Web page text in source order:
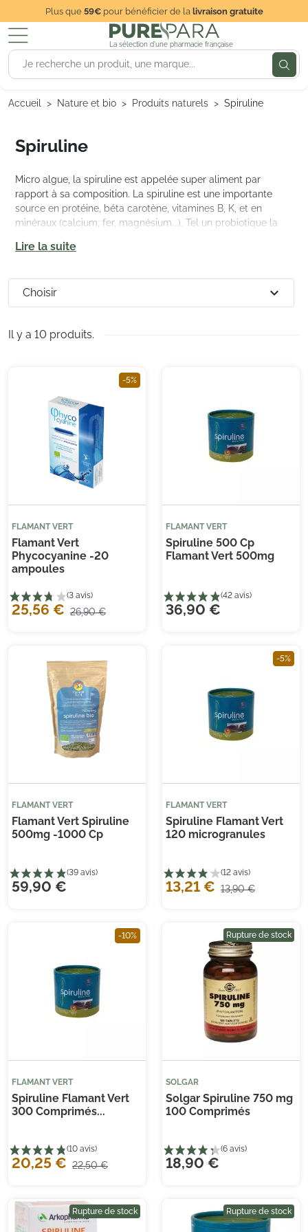
Plus que59€pour bénéficier de lalivraison gratuite
La sélection d'une pharmacie française
Accueil Nature et bio Produits naturels Spiruline
Spiruline
Micro algue, la spiruline est appelée super aliment par
rapport à sa composition. La spiruline est une importante
source en protéine, béta carotène, vitamines B, K, et en
minéraux (calcium, fer, magnésium...). Tel un probiotique la
apporte de la diversité dans le tube digestif.
Lire la suite
Il y a 10 produits.
Choisir expand_more
-5%
FLAMANT VERT
Flamant Vert
Phycocyanine -20
ampoules
25,56 € 26,90 €
FLAMANT VERT
Spiruline 500 Cp
Flamant Vert 500mg
36,90 €
FLAMANT VERT
Flamant Vert Spiruline
500mg -1000 Cp
(39 avis)
59,90 €
-5%
FLAMANT VERT
Spiruline Flamant Vert
120 microgranules
13,21 € 13,90 €
-10%
FLAMANT VERT
Spiruline Flamant Vert
300 Comprimés...
20,25 € 22,50 €
Rupture de stock
SOLGAR
Solgar Spiruline 750 mg
100 Comprimés
18,90 €
Rupture de stock Rupture de stock